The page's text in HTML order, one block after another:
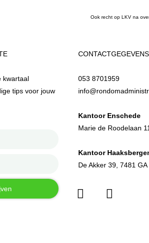
Ook recht op LKV na
kwartaal
tips voor jouw
CONTACTGEGEVENS
053 8701959
Kantoor Enschede
Marie de Roodelaan
Kantoor
De Akker 39, 7481 GA